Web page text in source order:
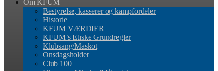
Om KFUM
Bestyrelse, kasserer og kampfordeler
Historie
KFUM VÆRDIER
KFUM’s Etiske Grundregler
Klubsang/Maskot
Onsdagsholdet
Club 100